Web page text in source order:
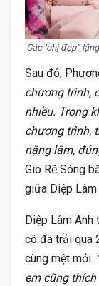
Các ‘chị đẹp”
Sau đó,
chương trình,
nhiều. Trong
chương trình,
nặng lắm,
Gió Rẽ Sóng
giữa Diệp
Diệp Lâm Anh
cô đã trải qua
cùng mệt mỏi.
em cũng